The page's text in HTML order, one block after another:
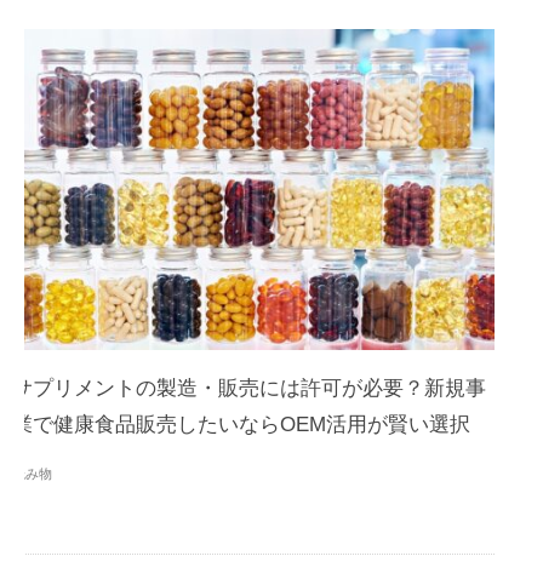
サプリメントの製造・販売には許可が必要？新規事
業で健康食品販売したいならOEM活用が賢い選択
読み物